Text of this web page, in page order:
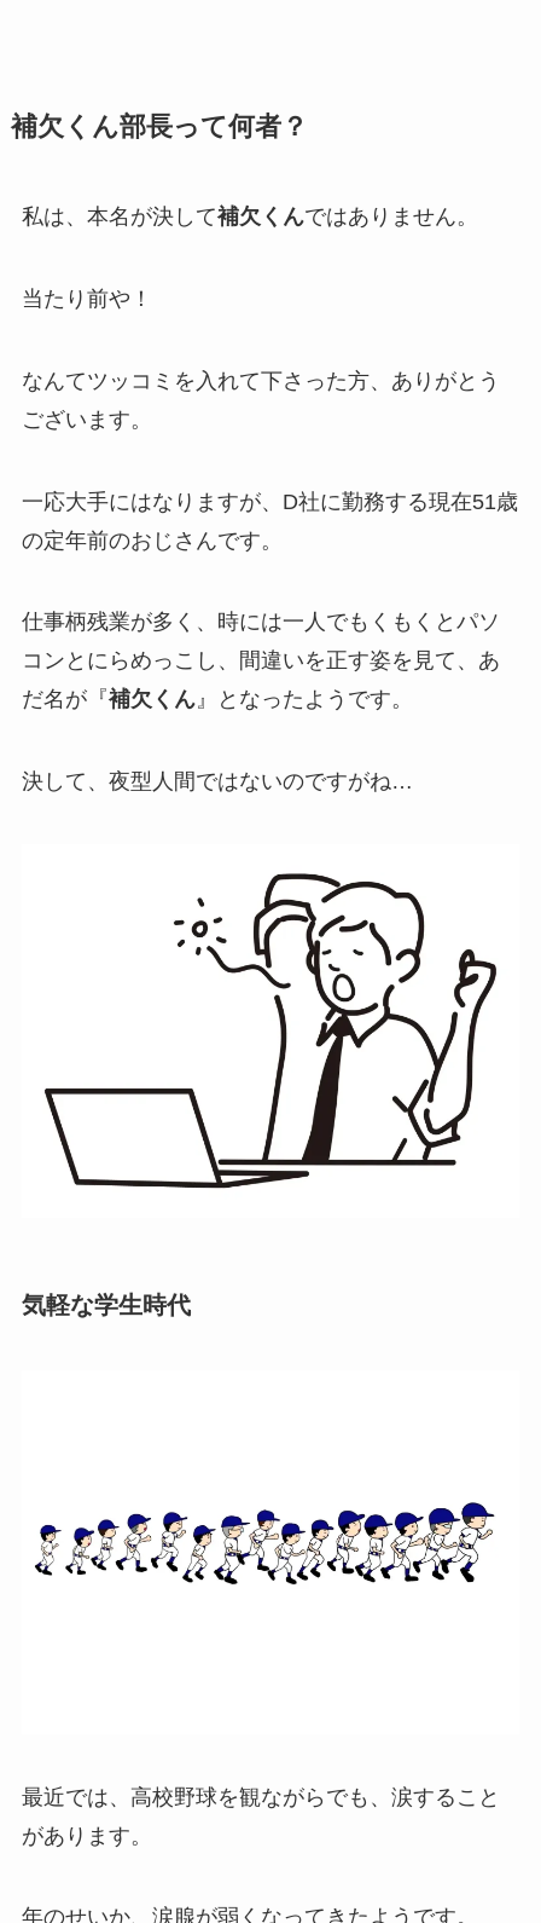
補欠くん部長って何者？
私は、本名が決して補欠くんではありません。
当たり前や！
なんてツッコミを入れて下さった方、ありがとう
ございます。
一応大手にはなりますが、D社に勤務する現在51歳
の定年前のおじさんです。
仕事柄残業が多く、時には一人でもくもくとパソ
コンとにらめっこし、間違いを正す姿を見て、あ
だ名が『補欠くん』となったようです。
決して、夜型人間ではないのですがね…
気軽な学生時代
最近では、高校野球を観ながらでも、涙すること
があります。
年のせいか、涙腺が弱くなってきたようです。